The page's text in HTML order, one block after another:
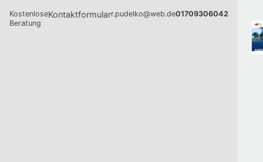
Kostenlose
Beratung
Kontaktformularr.pudelko@web.de01709306042